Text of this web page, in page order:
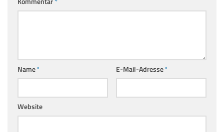
Name* E-Mail-Adresse*
Website